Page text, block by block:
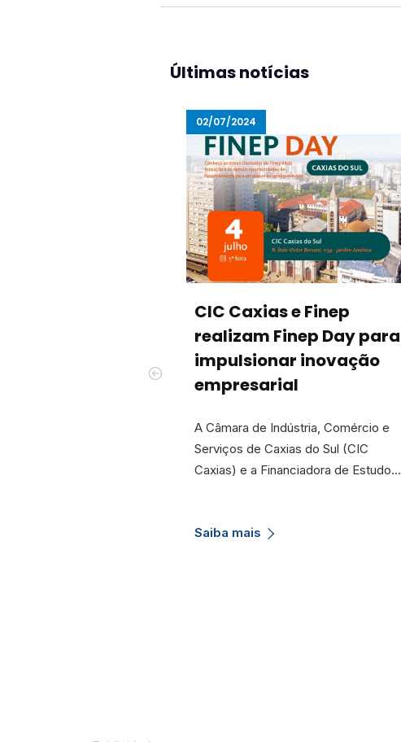
Últimas notícias
02/07/2024
CIC Caxias e Finep
realizam Finep Day para
impulsionar inovação
empresarial
A Câmara de Indústria, Comércio e
Serviços de Caxias do Sul (CIC
Caxias) e a Financiadora de Estudo…
Saiba mais